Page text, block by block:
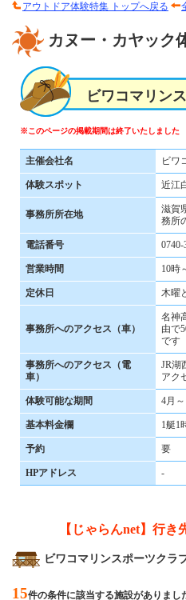
アウトドア体験特集 トップへ戻る
カヌー・カヤック
ビワコマリン
※このページの掲載期間は終了いたしました
主催会社名 ビワ
体験スポット 近江
事務所所在地
滋賀
務所
電話番号 0740-
営業時間 10時
定休日 木曜
事務所へのアクセス（車）
名神
由で
です
事務所へのアクセス（電
車）
JR湖
アク
体験可能な期間 4月～
基本料金欄 1艇1
予約 要
HPアドレス -
【じゃらんnet】行
ビワコマリンスポーツクラ
15件の条件に該当する施設がありまし